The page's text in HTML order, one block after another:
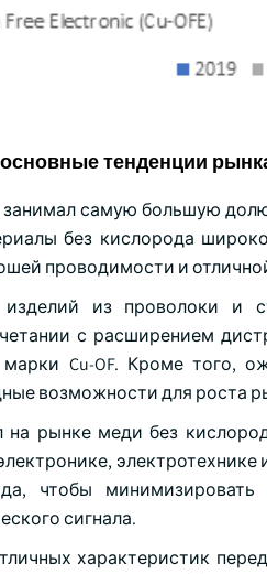
тенденции
занимал самую большую
без кислорода
проводимости и
изделий из проволоки и
с расширением
Cu-OF. Кроме того,
возможности для роста
рынке меди без
чтобы
сигнала.
характеристик